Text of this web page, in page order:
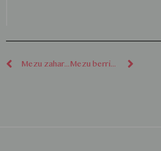
Mezu zaharragoak Mezu berriagoak